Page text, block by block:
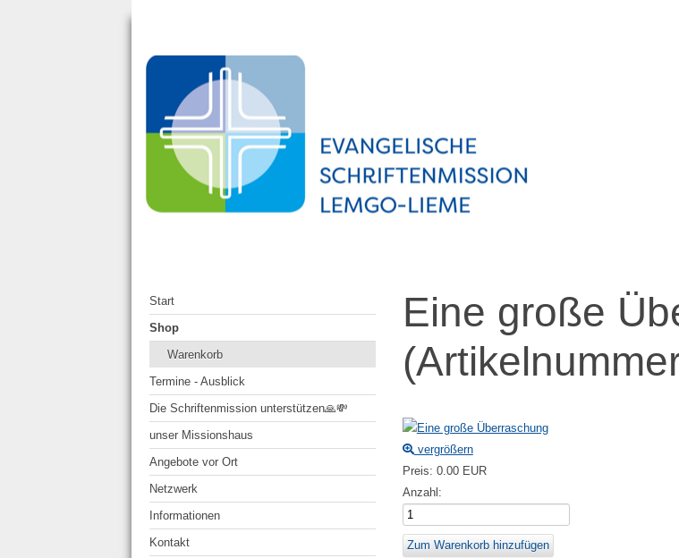
Start
Shop
Warenkorb
Termine - Ausblick
Die Schriftenmission unterstützen🙏💸
unser Missionshaus
Angebote vor Ort
Netzwerk
Informationen
Kontakt
Eine große
vergrößern
Preis: 0.00 EUR
Anzahl: